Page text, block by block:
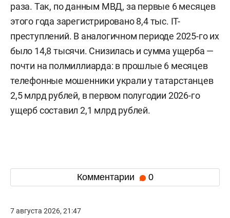
раза. Так, по данным МВД, за первые 6 месяцев
этого года зарегистрировано 8,4 тыс. IT-
преступлений. В аналогичном периоде 2025-го их
было 14,8 тысячи. Снизилась и сумма ущерба —
почти на полмиллиарда: в прошлые 6 месяцев
телефонные мошенники украли у татарстанцев
2,5 млрд рублей, в первом полугодии 2026-го
ущерб составил 2,1 млрд рублей.
Комментарии 0
7 августа 2026, 21:47